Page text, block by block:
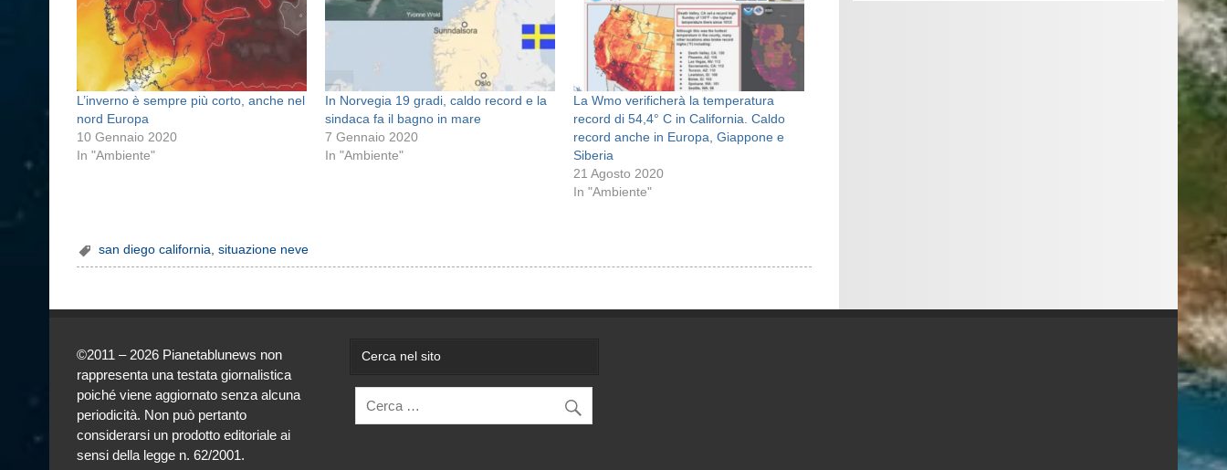
L’inverno è sempre più corto, anche nel
nord Europa
10 Gennaio 2020
In "Ambiente"
In Norvegia 19 gradi, caldo record e la
sindaca fa il bagno in mare
7 Gennaio 2020
In "Ambiente"
La Wmo verificherà la temperatura
record di 54,4° C in California. Caldo
record anche in Europa, Giappone e
Siberia
21 Agosto 2020
In "Ambiente"
san diego california ,situazione neve
©2011 – 2026 Pianetablunews non
rappresenta una testata giornalistica
poiché viene aggiornato senza alcuna
periodicità. Non può pertanto
considerarsi un prodotto editoriale ai
sensi della legge n. 62/2001.
Cerca nel sito